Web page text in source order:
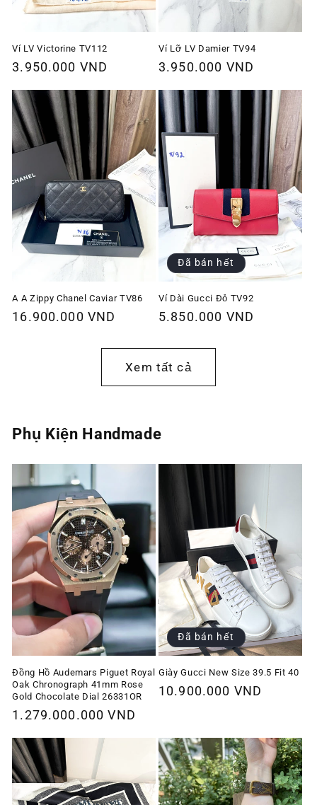
Ví LV Victorine TV112
Giá
thường
3.950.000 VND
Ví Lỡ LV Damier TV94
Giá
thường
3.950.000 VND
A A Zippy Chanel Caviar TV86
Giá
16.900.000 VND
Đã bán hết
Ví Dài Gucci Đỏ TV92
Giá
thường
5.850.000 VND
Xem tất cả
Phụ Kiện Handmade
Đồng Hồ Audemars Piguet Royal
Oak Chronograph 41mm Rose
Gold Chocolate Dial 26331OR
Giá
thường
1.279.000.000 VND
Đã bán hết
Giày Gucci New Size 39.5 Fit 40
Giá
10.900.000 VND